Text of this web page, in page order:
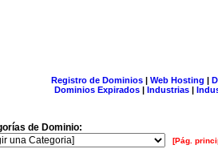
Registro de Dominios| Web Hosting |
Dominios Expirados | Industrias |
de Dominio:
[Pág.